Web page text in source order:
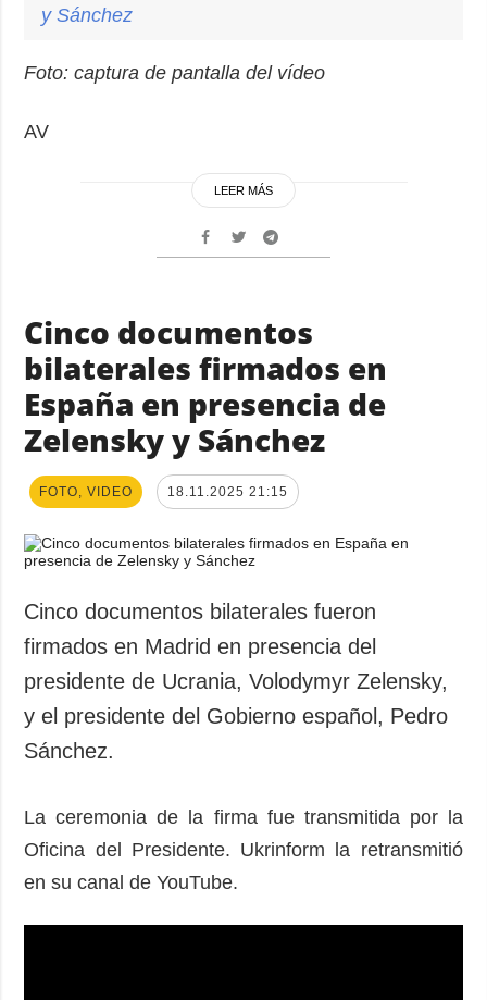
y Sánchez
Foto: captura de pantalla del vídeo
AV
LEER MÁS
Cinco documentos
bilaterales firmados en
España en presencia de
Zelensky y Sánchez
FOTO, VIDEO 18.11.2025 21:15
Cinco documentos bilaterales fueron
firmados en Madrid en presencia del
presidente de Ucrania, Volodymyr Zelensky,
y el presidente del Gobierno español, Pedro
Sánchez.
La ceremonia de la firma fue transmitida por la
Oficina del Presidente. Ukrinform la retransmitió
en su canal de YouTube.